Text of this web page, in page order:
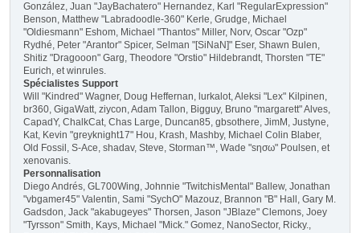
González, Juan "JayBachatero" Hernandez, Karl "RegularExpression"
Benson, Matthew "Labradoodle-360" Kerle, Grudge, Michael
"Oldiesmann" Eshom, Michael "Thantos" Miller, Norv, Oscar "Ozp"
Rydhé, Peter "Arantor" Spicer, Selman "[SiNaN]" Eser, Shawn Bulen,
Shitiz "Dragooon" Garg, Theodore "Orstio" Hildebrandt, Thorsten "TE"
Eurich, et winrules.
Spécialistes Support
Will "Kindred" Wagner, Doug Heffernan, lurkalot, Aleksi "Lex" Kilpinen,
br360, GigaWatt, ziycon, Adam Tallon, Bigguy, Bruno "margarett" Alves,
CapadY, ChalkCat, Chas Large, Duncan85, gbsothere, JimM, Justyne,
Kat, Kevin "greyknight17" Hou, Krash, Mashby, Michael Colin Blaber,
Old Fossil, S-Ace, shadav, Steve, Storman™, Wade "sησω" Poulsen, et
xenovanis.
Personnalisation
Diego Andrés, GL700Wing, Johnnie "TwitchisMental" Ballew, Jonathan
"vbgamer45" Valentin, Sami "SychO" Mazouz, Brannon "B" Hall, Gary M.
Gadsdon, Jack "akabugeyes" Thorsen, Jason "JBlaze" Clemons, Joey
"Tyrsson" Smith, Kays, Michael "Mick." Gomez, NanoSector, Ricky.,